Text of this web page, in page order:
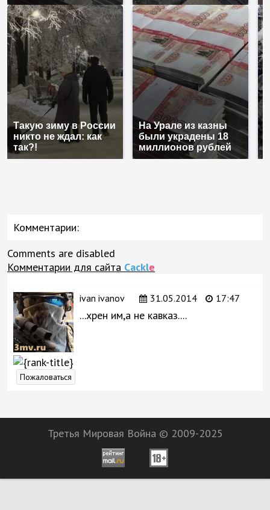
Такую зиму в России
никто не ждал: как
так?!
На Урале из казны
были украдены 18
миллионов рублей
Комментарии:
Comments are disabled
Комментарии для сайта Cackle
ivan ivanov 31.05.2014 17:47
...хрен им,а не кавказ....
Пожаловаться
Третья Мировая Война © 2009-2025